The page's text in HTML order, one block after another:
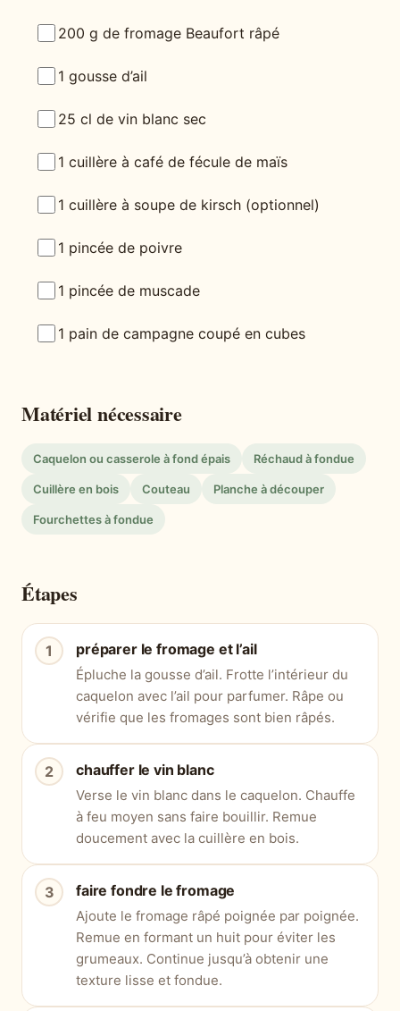
200 g de fromage Beaufort râpé
1 gousse d’ail
25 cl de vin blanc sec
1 cuillère à café de fécule de maïs
1 cuillère à soupe de kirsch (optionnel)
1 pincée de poivre
1 pincée de muscade
1 pain de campagne coupé en cubes
Matériel nécessaire
Caquelon ou casserole à fond épais Réchaud à fondue
Cuillère en bois Couteau Planche à découper
Fourchettes à fondue
Étapes
préparer le fromage et l’ail
Épluche la gousse d’ail. Frotte l’intérieur du
caquelon avec l’ail pour parfumer. Râpe ou
vérifie que les fromages sont bien râpés.
chauffer le vin blanc
Verse le vin blanc dans le caquelon. Chauffe
à feu moyen sans faire bouillir. Remue
doucement avec la cuillère en bois.
faire fondre le fromage
Ajoute le fromage râpé poignée par poignée.
Remue en formant un huit pour éviter les
grumeaux. Continue jusqu’à obtenir une
texture lisse et fondue.